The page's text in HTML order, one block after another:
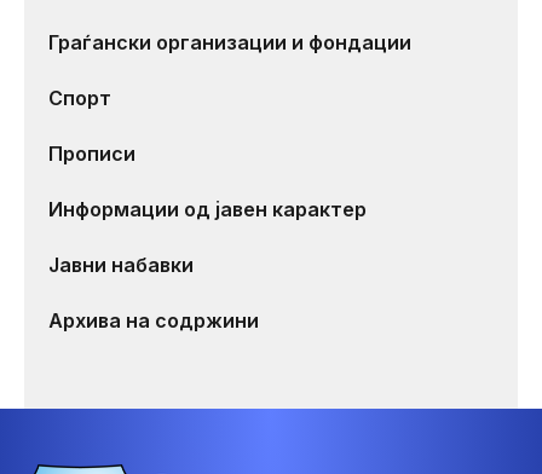
Граѓански организации и фондации
Спорт
Прописи
Информации од јавен карактер
Јавни набавки
Архива на содржини